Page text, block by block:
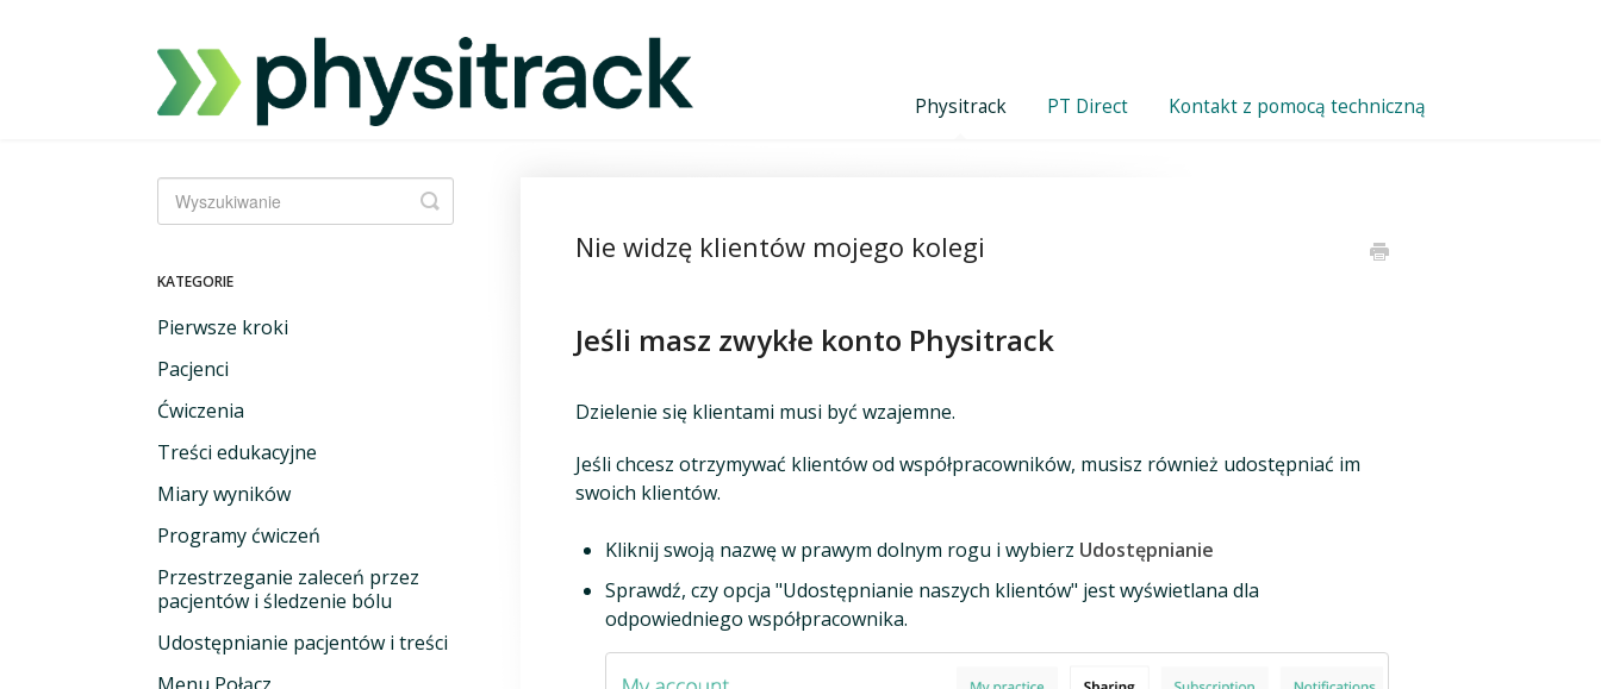
Physitrack PT Direct Kontakt z pomocą techniczną
Nie widzę klientów mojego kolegi
Jeśli masz zwykłe konto Physitrack
Dzielenie się klientami musi być wzajemne.
Jeśli chcesz otrzymywać klientów od współpracowników, musisz również udostępniać im
swoich klientów.
Kliknij swoją nazwę w prawym dolnym rogu i wybierz Udostępnianie
Sprawdź, czy opcja "Udostępnianie naszych klientów" jest wyświetlana dla
odpowiedniego współpracownika.
Przełącz
wyszukiwanie
KATEGORIE
Pierwsze kroki
Pacjenci
Ćwiczenia
Treści edukacyjne
Miary wyników
Programy ćwiczeń
Przestrzeganie zaleceń przez
pacjentów i śledzenie bólu
Udostępnianie pacjentów i treści